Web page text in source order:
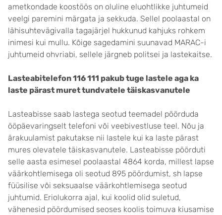
ametkondade koostöös on oluline eluohtlikke juhtumeid
veelgi paremini märgata ja sekkuda. Sellel poolaastal on
lähisuhtevägivalla tagajärjel hukkunud kahjuks rohkem
inimesi kui mullu. Kõige sagedamini suunavad MARAC-i
juhtumeid ohvriabi, sellele järgneb politsei ja lastekaitse.
Lasteabitelefon 116 111 pakub tuge lastele aga ka
laste pärast muret tundvatele täiskasvanutele
Lasteabisse saab lastega seotud teemadel pöörduda
ööpäevaringselt telefoni või veebivestluse teel. Nõu ja
ärakuulamist pakutakse nii lastele kui ka laste pärast
mures olevatele täiskasvanutele. Lasteabisse pöörduti
selle aasta esimesel poolaastal 4864 korda, millest lapse
väärkohtlemisega oli seotud 895 pöördumist, sh lapse
füüsilise või seksuaalse väärkohtlemisega seotud
juhtumid. Eriolukorra ajal, kui koolid olid suletud,
vähenesid pöördumised seoses koolis toimuva kiusamise